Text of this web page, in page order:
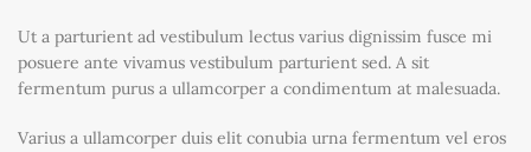
Ut a parturient ad vestibulum lectus varius dignissim fusce mi
posuere ante vivamus vestibulum parturient sed. A sit
fermentum purus a ullamcorper a condimentum at malesuada.
Varius a ullamcorper duis elit conubia urna fermentum vel eros